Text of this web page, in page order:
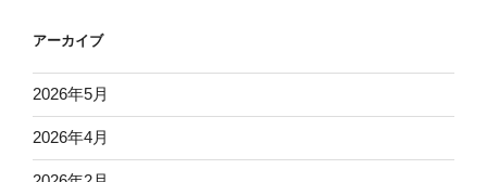
会】”
アーカイブ
2026年5月
2026年4月